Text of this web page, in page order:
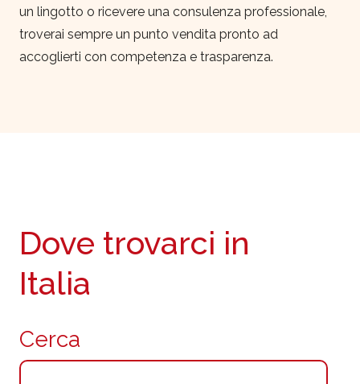
un lingotto o ricevere una consulenza professionale,
troverai sempre un punto vendita pronto ad
accoglierti con competenza e trasparenza.
Cerca
Dove trovarci in
Italia